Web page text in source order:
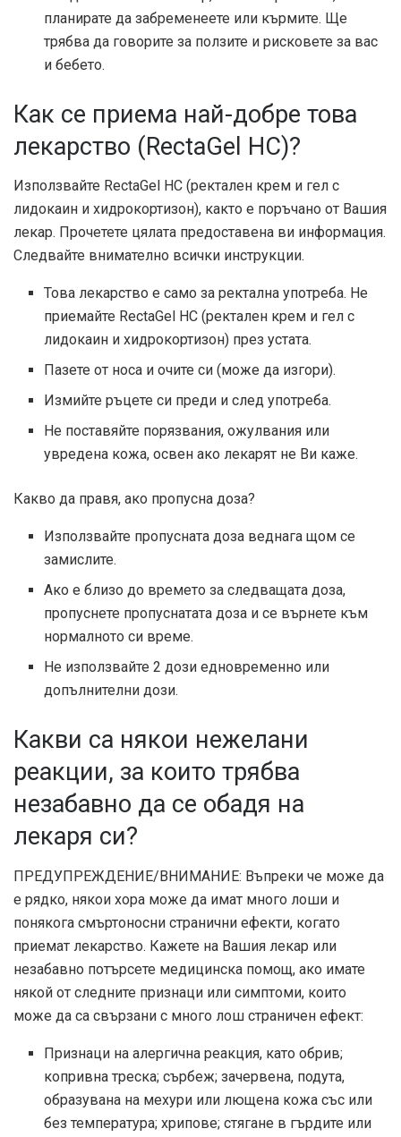
планирате да забременеете или кърмите. Ще
трябва да говорите за ползите и рисковете за вас
и бебето.
Как се приема най-добре това
лекарство (RectaGel HC)?
Използвайте RectaGel HC (ректален крем и гел с
лидокаин и хидрокортизон), както е поръчано от Вашия
лекар. Прочетете цялата предоставена ви информация.
Следвайте внимателно всички инструкции.
Това лекарство е само за ректална употреба. Не
приемайте RectaGel HC (ректален крем и гел с
лидокаин и хидрокортизон) през устата.
Пазете от носа и очите си (може да изгори).
Измийте ръцете си преди и след употреба.
Не поставяйте порязвания, ожулвания или
увредена кожа, освен ако лекарят не Ви каже.
Какво да правя, ако пропусна доза?
Използвайте пропусната доза веднага щом се
замислите.
Ако е близо до времето за следващата доза,
пропуснете пропуснатата доза и се върнете към
нормалното си време.
Не използвайте 2 дози едновременно или
допълнителни дози.
Какви са някои нежелани
реакции, за които трябва
незабавно да се обадя на
лекаря си?
ПРЕДУПРЕЖДЕНИЕ/ВНИМАНИЕ: Въпреки че може да
е рядко, някои хора може да имат много лоши и
понякога смъртоносни странични ефекти, когато
приемат лекарство. Кажете на Вашия лекар или
незабавно потърсете медицинска помощ, ако имате
някой от следните признаци или симптоми, които
може да са свързани с много лош страничен ефект:
Признаци на алергична реакция, като обрив;
копривна треска; сърбеж; зачервена, подута,
образувана на мехури или лющена кожа със или
без температура; хрипове; стягане в гърдите или